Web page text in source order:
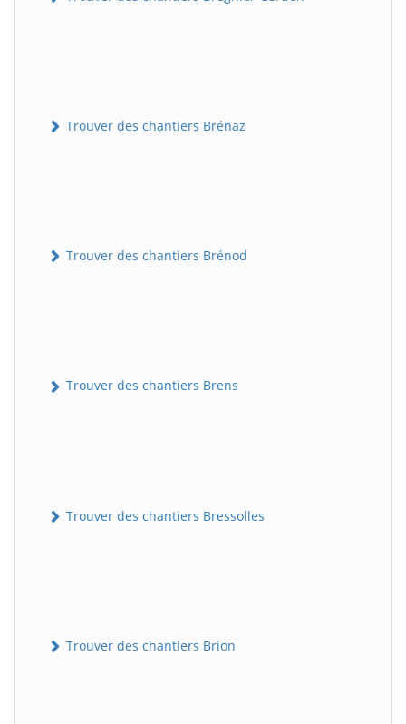
Trouver des chantiers Brénaz
Trouver des chantiers Brénod
Trouver des chantiers Brens
Trouver des chantiers Bressolles
Trouver des chantiers Brion